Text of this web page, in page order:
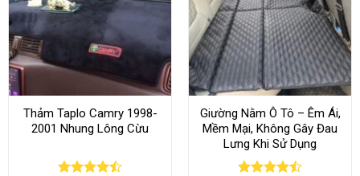
Thảm Taplo Camry 1998-
2001 Nhung Lông Cừu
Giường Nằm Ô Tô – Êm Ái,
Mềm Mại, Không Gây Đau
Lưng Khi Sử Dụng